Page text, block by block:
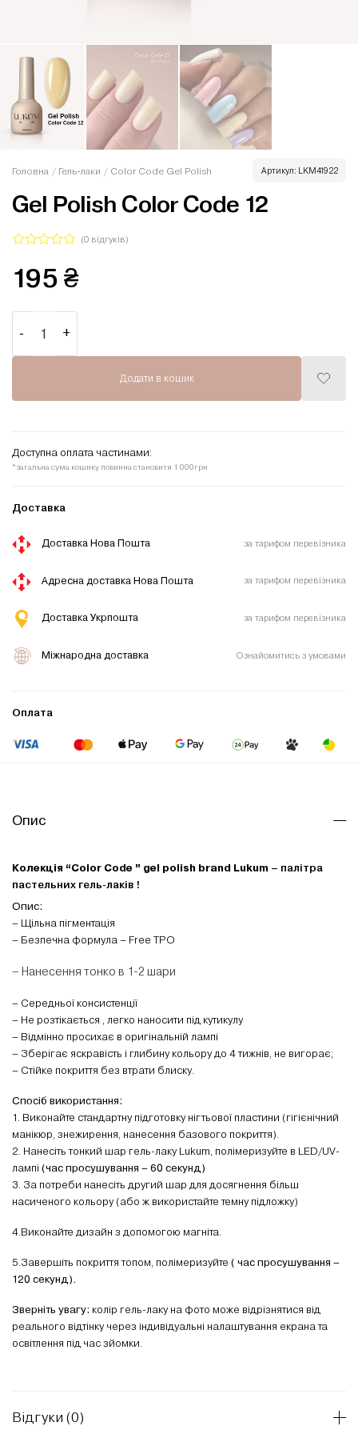
Головна / Гель-лаки / Color Code Gel Polish Артикул: LKM41922
Gel Polish Color Code 12
в
5
(0відгуків)
195 ₴
Додати в кошик
Доступна оплата частинами:
*загальна сума кошику повинна становити 1 000грн
Доставка
Доставка Нова Пошта за тарифом перевізника
Адресна доставка Нова Пошта за тарифом перевізника
Доставка Укрпошта за тарифом перевізника
Міжнародна доставка Ознайомитись з умовами
Оплата
Опис
Колекція “Color Code ” gel polish brand Lukum – палітра
пастельних гель-лаків !
Опис:
– Щільна пігментація
– Безпечна формула – Free TPO
– Нанесення тонко в 1-2 шари
– Середньої консистенції
– Не розтікається , легко наносити під кутикулу
– Відмінно просихає в оригінальній лампі
– Зберігає яскравість і глибину кольору до 4 тижнів, не вигорає;
– Стійке покриття без втрати блиску.
Спосіб використання:
1. Виконайте стандартну підготовку нігтьової пластини (гігієнічний
манікюр, знежирення, нанесення базового покриття).
2. Нанесіть тонкий шар гель-лаку Lukum, полімеризуйте в LED/UV-
лампі (час просушування – 60 секунд)
3. За потреби нанесіть другий шар для досягнення більш
насиченого кольору (або ж використайте темну підложку)
4.Виконайте дизайн з допомогою магніта.
5.Завершіть покриття топом, полімеризуйте ( час просушування –
120 секунд).
Зверніть увагу: колір гель-лаку на фото може відрізнятися від
реального відтінку через індивідуальні налаштування екрана та
освітлення під час зйомки.
Відгуки (0)